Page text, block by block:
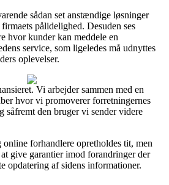
sådan set anstændige løsninger
pålidelighed. Desuden ses
hvor kunder kan meddele en
service, som ligeledes må udnyttes
oplevelser.
Vi arbejder sammen med en
hvor vi promoverer forretningernes
såfremt den bruger vi sender videre
forhandlere opretholdes tit, men
give garantier imod forandringer der
opdatering af sidens informationer.